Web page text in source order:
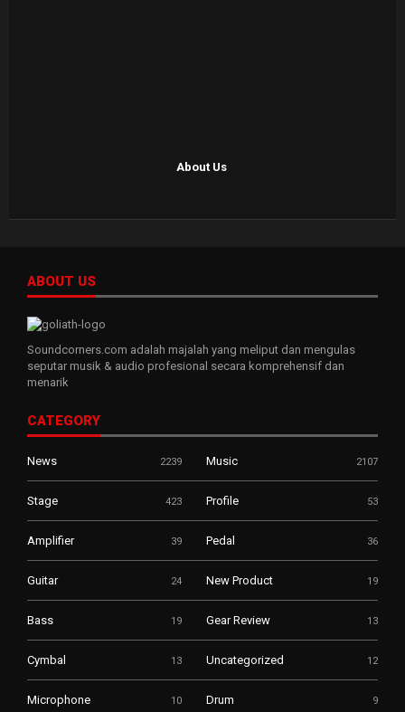
About Us
ABOUT US
Soundcorners.com adalah majalah yang meliput dan mengulas
seputar musik & audio profesional secara komprehensif dan
menarik
CATEGORY
News 2239 Music 2107
Stage 423 Profile 53
Amplifier 39 Pedal 36
Guitar 24 New Product 19
Bass 19 Gear Review 13
Cymbal 13 Uncategorized 12
Microphone 10 Drum 9